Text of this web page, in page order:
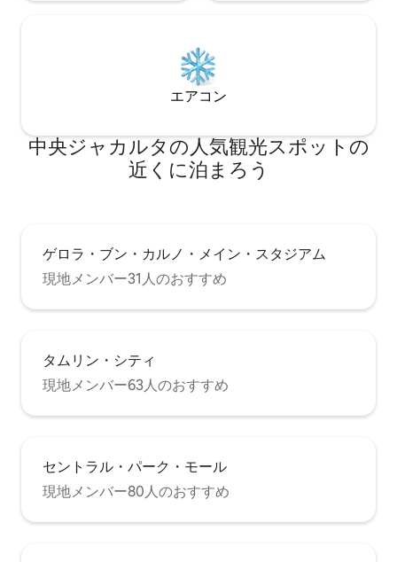
エアコン
中央ジャカルタの人気観光スポットの
近くに泊まろう
ゲロラ・ブン・カルノ・メイン・スタジアム
現地メンバー31人のおすすめ
タムリン・シティ
現地メンバー63人のおすすめ
セントラル・パーク・モール
現地メンバー80人のおすすめ